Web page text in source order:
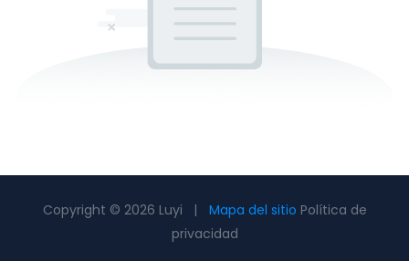
Copyright © 2026 Luyi | Mapa del sitio Política de
privacidad